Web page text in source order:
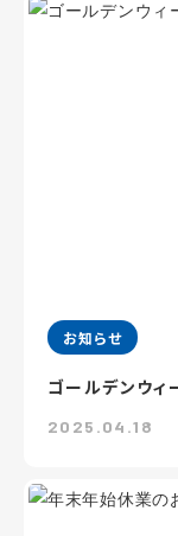
お知らせ
ゴールデンウィ
2025.04.18